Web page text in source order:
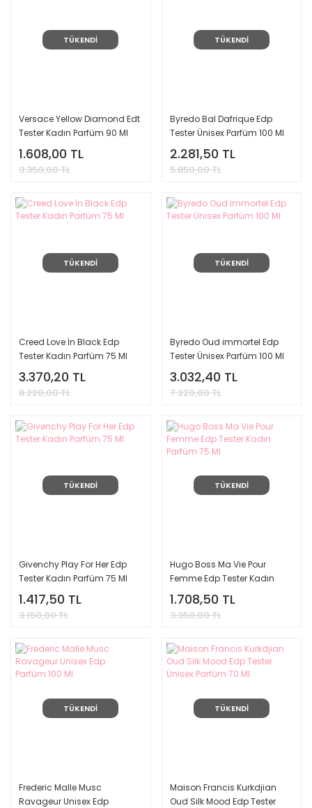
TÜKENDİ
Versace Yellow Diamond Edt
Tester Kadın Parfüm 90 Ml
1.608,00 TL
3.350,00 TL
TÜKENDİ
Byredo Bal Dafrique Edp
Tester Ünisex Parfüm 100 Ml
2.281,50 TL
5.850,00 TL
TÜKENDİ
Creed Love İn Black Edp
Tester Kadın Parfüm 75 Ml
3.370,20 TL
8.220,00 TL
TÜKENDİ
Byredo Oud immortel Edp
Tester Ünisex Parfüm 100 Ml
3.032,40 TL
7.220,00 TL
TÜKENDİ
Givenchy Play For Her Edp
Tester Kadın Parfüm 75 Ml
1.417,50 TL
3.150,00 TL
TÜKENDİ
Hugo Boss Ma Vie Pour
Femme Edp Tester Kadın
Parfüm 75 Ml
1.708,50 TL
3.350,00 TL
TÜKENDİ
Frederic Malle Musc
Ravageur Unisex Edp
TÜKENDİ
Maison Francis Kurkdjian
Oud Silk Mood Edp Tester